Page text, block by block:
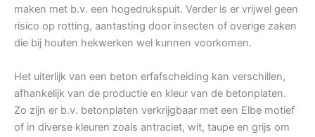
maken met b.v. een hogedrukspuit. Verder is er vrijwel geen
risico op rotting, aantasting door insecten of overige zaken
die bij houten hekwerken wel kunnen voorkomen.
Het uiterlijk van een beton erfafscheiding kan verschillen,
afhankelijk van de productie en kleur van de betonplaten.
Zo zijn er b.v. betonplaten verkrijgbaar met een Elbe motief
of in diverse kleuren zoals antraciet, wit, taupe en grijs om